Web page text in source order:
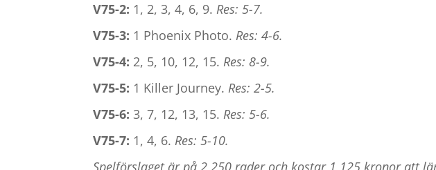
V75-2: 1, 2, 3, 4, 6, 9. Res: 5-7.
V75-3: 1 Phoenix Photo. Res: 4-6.
V75-4: 2, 5, 10, 12, 15. Res: 8-9.
V75-5: 1 Killer Journey. Res: 2-5.
V75-6: 3, 7, 12, 13, 15. Res: 5-6.
V75-7: 1, 4, 6. Res: 5-10.
Spelförslaget är på 2 250 rader och kostar 1 125 kronor att